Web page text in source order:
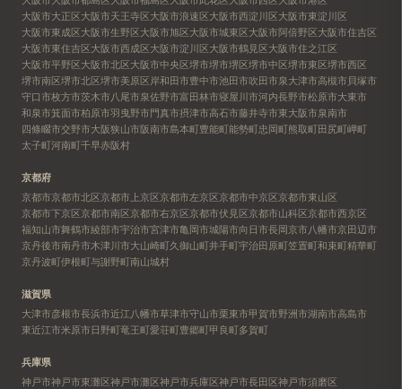
大阪市大正区大阪市天王寺区大阪市浪速区大阪市西淀川区大阪市東淀川区
大阪市東成区大阪市生野区大阪市旭区大阪市城東区大阪市阿倍野区大阪市住吉区
大阪市東住吉区大阪市西成区大阪市淀川区大阪市鶴見区大阪市住之江区
大阪市平野区大阪市北区大阪市中央区堺市堺市堺区堺市中区堺市東区堺市西区
堺市南区堺市北区堺市美原区岸和田市豊中市池田市吹田市泉大津市高槻市 貝塚市
守口市枚方市茨木市八尾市泉佐野市富田林市寝屋川市河内長野市松原市大東市
和泉市箕面市柏原市羽曳野市門真市摂津市高石市藤井寺市東大阪市泉南市
四條畷市交野市大阪狭山市阪南市島本町豊能町能勢町忠岡町熊取町田尻町岬町
太子町河南町千早赤阪村
京都府
京都市京都市北区京都市上京区京都市左京区京都市中京区京都市東山区
京都市下京区京都市南区京都市右京区京都市伏見区京都市山科区京都市西京区
福知山市舞鶴市綾部市宇治市宮津市亀岡市城陽市向日市長岡京市八幡市京田辺市
京丹後市南丹市木津川市大山崎町久御山町井手町宇治田原町笠置町和束町精華町
京丹波町伊根町与謝野町南山城村
滋賀県
大津市彦根市長浜市近江八幡市草津市守山市栗東市甲賀市野洲市湖南市高島市
東近江市米原市日野町竜王町愛荘町豊郷町甲良町多賀町
兵庫県
神戸市神戸市東灘区神戸市灘区神戸市兵庫区神戸市長田区神戸市須磨区